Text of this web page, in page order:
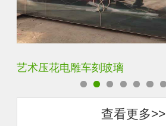
菱形镜面酒店车刻玻璃
查看更多>>